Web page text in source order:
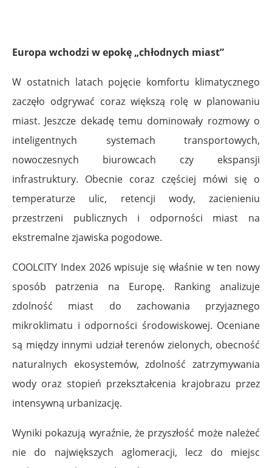
Europa wchodzi w epokę „chłodnych miast”
W ostatnich latach pojęcie komfortu klimatycznego
zaczęło odgrywać coraz większą rolę w planowaniu
miast. Jeszcze dekadę temu dominowały rozmowy o
inteligentnych systemach transportowych,
nowoczesnych biurowcach czy ekspansji
infrastruktury. Obecnie coraz częściej mówi się o
temperaturze ulic, retencji wody, zacienieniu
przestrzeni publicznych i odporności miast na
ekstremalne zjawiska pogodowe.
COOLCITY Index 2026 wpisuje się właśnie w ten nowy
sposób patrzenia na Europę. Ranking analizuje
zdolność miast do zachowania przyjaznego
mikroklimatu i odporności środowiskowej. Oceniane
są między innymi udział terenów zielonych, obecność
naturalnych ekosystemów, zdolność zatrzymywania
wody oraz stopień przekształcenia krajobrazu przez
intensywną urbanizację.
Wyniki pokazują wyraźnie, że przyszłość może należeć
nie do największych aglomeracji, lecz do miejsc